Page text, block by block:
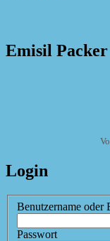
Emisil Packer
Login
Benutzername oder
Passwort